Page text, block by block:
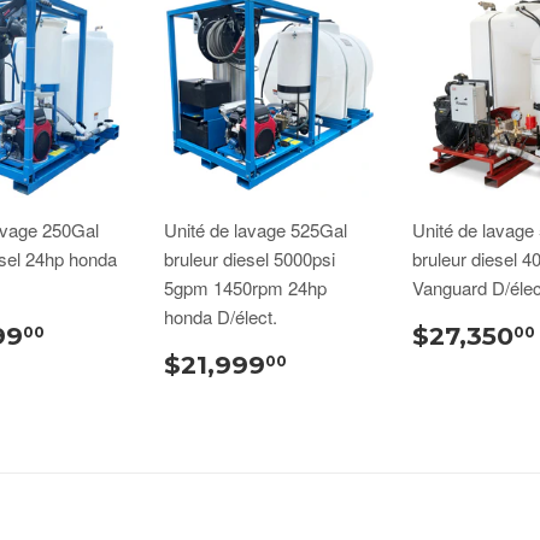
250Gal
24hp honda
00
Unité de lavage 525Gal
bruleur diesel 5000psi
5gpm 1450rpm 24hp
honda D/élect.
$21,99900
Unité de lavage
bruleur diesel
Vanguard D/
$27,35000